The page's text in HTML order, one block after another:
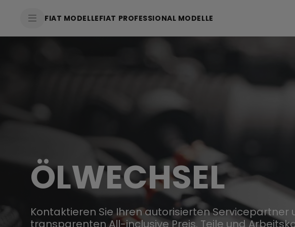
FIAT MODELLEFIAT PROFESSIONAL MODELLE
ÖLWECHSEL
Kontaktieren Sie Ihren autorisierten Servicepartner
transparenten All-inclusive Preis. Teile und